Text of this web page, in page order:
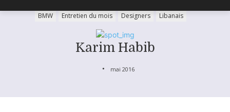
BMW Entretien du mois Designers Libanais
Karim Habib
mai 2016